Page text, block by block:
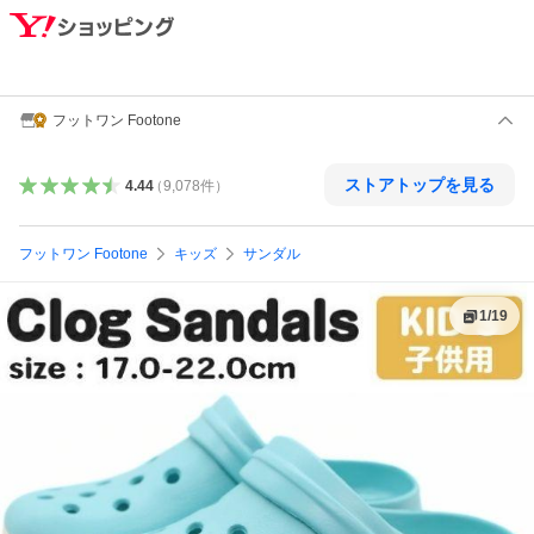
フットワン Footone
4.44（9,078件） ストアトップを見る
フットワン Footone キッズ サンダル
1/19